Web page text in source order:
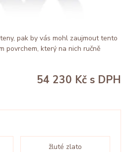
pak by vás mohl zaujmout tento
povrchem, který na nich ručně
54 230 Kč s DPH
žluté zlato